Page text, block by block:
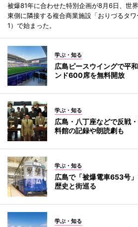
被爆81年に合わせた特別企画が8月6日、世
東側に隣接する複合商業施設「おりづるタ
1）で始まった。
学ぶ・知る
広島ピースウイングで平
ンド600席を無料開放
学ぶ・知る
広島・八丁座などで反戦
料館の記録や朗読劇も
学ぶ・知る
広島で「被爆電車653号
歴史と街巡る
学ぶ・知る